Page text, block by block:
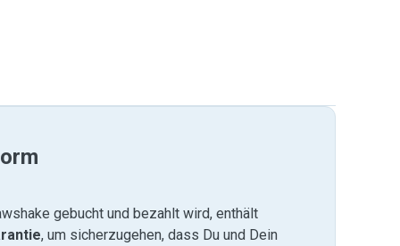
gebucht und bezahlt wird, enthält
, um sicherzugehen, dass Du und Dein